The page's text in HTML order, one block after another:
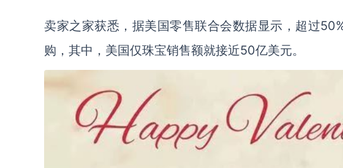
卖家之家获悉，据美国零售联合会数据显示，超过
购，其中，美国仅珠宝销售额就接近50亿美元。